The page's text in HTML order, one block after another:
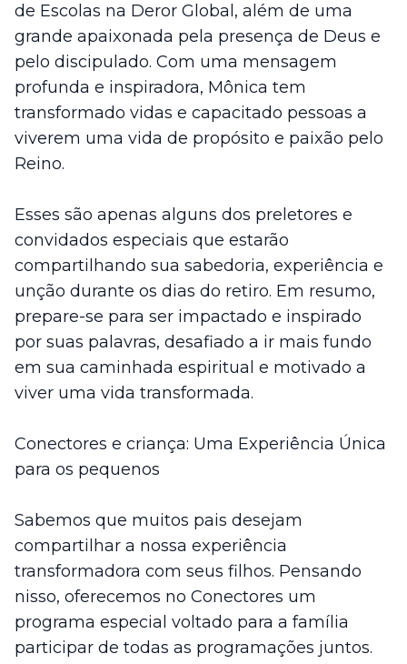
de Escolas na Deror Global, além de uma
grande apaixonada pela presença de Deus e
pelo discipulado. Com uma mensagem
profunda e inspiradora, Mônica tem
transformado vidas e capacitado pessoas a
viverem uma vida de propósito e paixão pelo
Reino.
Esses são apenas alguns dos preletores e
convidados especiais que estarão
compartilhando sua sabedoria, experiência e
unção durante os dias do retiro. Em resumo,
prepare-se para ser impactado e inspirado
por suas palavras, desafiado a ir mais fundo
em sua caminhada espiritual e motivado a
viver uma vida transformada.
Conectores e criança: Uma Experiência Única
para os pequenos
Sabemos que muitos pais desejam
compartilhar a nossa experiência
transformadora com seus filhos. Pensando
nisso, oferecemos no Conectores um
programa especial voltado para a família
participar de todas as programações juntos.